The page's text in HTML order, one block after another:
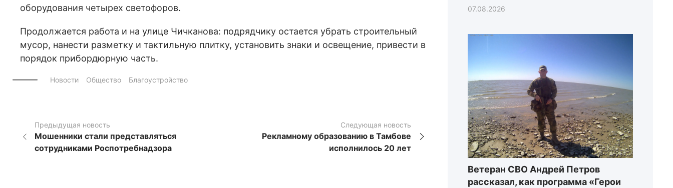
оборудования четырех светофоров.
Продолжается работа и на улице Чичканова: подрядчику остается убрать строительный
мусор, нанести разметку и тактильную плитку, установить знаки и освещение, привести в
порядок прибордюрную часть.
Новости Общество Благоустройство
Предыдущая новость
Мошенники стали представляться
сотрудниками Роспотребнадзора
Следующая новость
Рекламному образованию в Тамбове
исполнилось 20 лет
07.08.2026
Ветеран СВО Андрей Петров
рассказал, как программа «Герои